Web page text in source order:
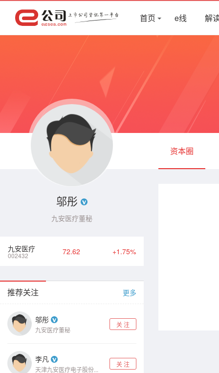
首页 e线 解
资本圈
邬彤
九安医疗董秘
九安医疗
002432 72.62 +1.75%
推荐关注 更多
邬彤
九安医疗董秘
关 注
李凡
天津九安医疗电子股份...
关 注